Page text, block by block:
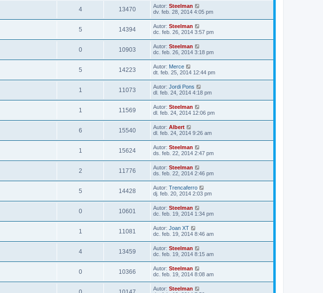
4 13470 Autor: Steelman
dv. feb. 28, 2014 4:05 pm
5 14394 Autor: Steelman
dc. feb. 26, 2014 3:57 pm
0 10903 Autor: Steelman
dc. feb. 26, 2014 3:18 pm
5 14223 Autor: Merce
dt. feb. 25, 2014 12:44 pm
1 11073 Autor: Jordi Pons
dl. feb. 24, 2014 4:18 pm
1 11569 Autor: Steelman
dl. feb. 24, 2014 12:06 pm
6 15540 Autor: Albert
dl. feb. 24, 2014 9:26 am
1 15624 Autor: Steelman
ds. feb. 22, 2014 2:47 pm
2 11776 Autor: Steelman
ds. feb. 22, 2014 2:46 pm
5 14428 Autor: Trencaferro
dj. feb. 20, 2014 2:03 pm
0 10601 Autor: Steelman
dc. feb. 19, 2014 1:34 pm
1 11081 Autor: Joan XT
dc. feb. 19, 2014 8:46 am
4 13459 Autor: Steelman
dc. feb. 19, 2014 8:15 am
0 10366 Autor: Steelman
dc. feb. 19, 2014 8:08 am
Autor: Steelman